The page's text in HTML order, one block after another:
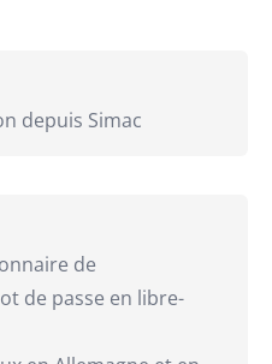
depuis Simac
de
de passe en libre-